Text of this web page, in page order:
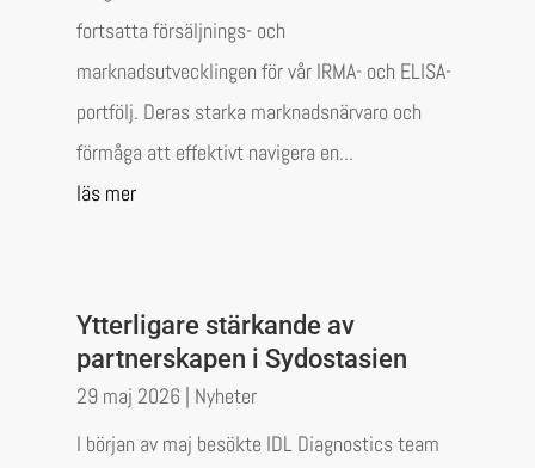
fortsatta försäljnings- och
marknadsutvecklingen för vår IRMA- och ELISA-
portfölj. Deras starka marknadsnärvaro och
förmåga att effektivt navigera en...
läs mer
Ytterligare stärkande av
partnerskapen i Sydostasien
29 maj 2026| Nyheter
I början av maj besökte IDL Diagnostics team